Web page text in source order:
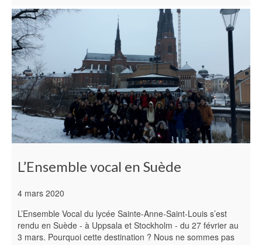
L’Ensemble vocal en Suède
4 mars 2020
L’Ensemble Vocal du lycée Sainte-Anne-Saint-Louis s’est
rendu en Suède - à Uppsala et Stockholm - du 27 février au
3 mars. Pourquoi cette destination ? Nous ne sommes pas